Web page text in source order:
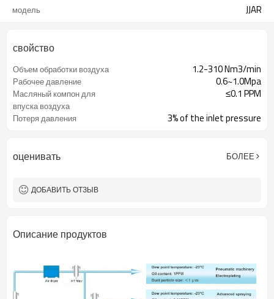
модель JJAR
свойство
Объем обработки воздуха 1.2-310 Nm3/min
Рабочее давление 0.6~1.0Mpa
Масляный компон для
впуска воздуха
≤0.1 PPM
Потеря давления 3% of the inlet pressure
оценивать БОЛЕЕ
ДОБАВИТЬ ОТЗЫВ
Описание продуктов